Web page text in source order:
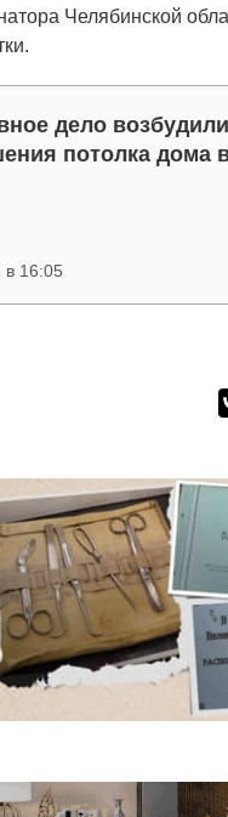
Челябинской
дело
потолка дома
16:05